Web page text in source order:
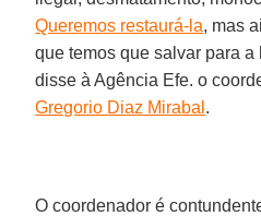
Queremos restaurá-la, mas
que temos que salvar para a
disse à Agência Efe. o
Gregorio Diaz Mirabal .
O coordenador é